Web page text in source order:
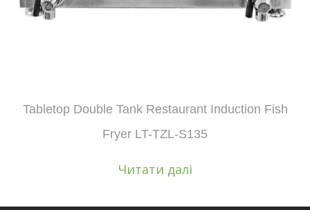
Tabletop Double Tank Restaurant Induction Fish
Fryer LT-TZL-S135
Читати далі